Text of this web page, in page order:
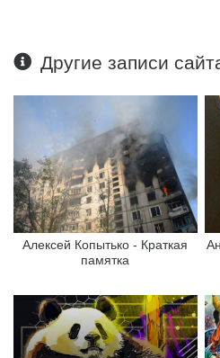
Другие записи
Алексей Копытько - Краткая
памятка